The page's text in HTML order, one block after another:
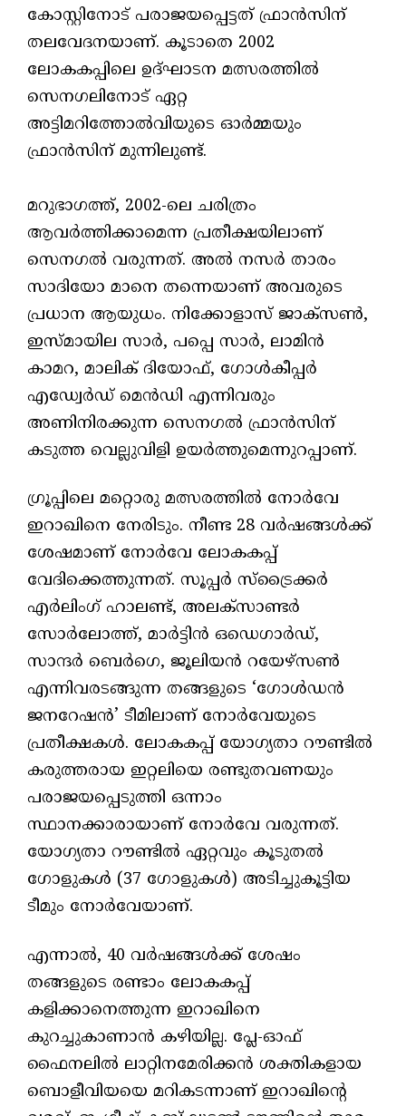
കോസ്റ്റിനോട് പരാജയപ്പെട്ടത് ഫ്രാൻസിന്
തലവേദനയാണ്. കൂടാതെ 2002
ലോകകപ്പിലെ ഉദ്ഘാടന മത്സരത്തിൽ
സെനഗലിനോട് ഏറ്റ
അട്ടിമറിത്തോൽവിയുടെ ഓർമ്മയും
ഫ്രാൻസിന് മുന്നിലുണ്ട്.
മറുഭാഗത്ത്, 2002-ലെ ചരിത്രം
ആവർത്തിക്കാമെന്ന പ്രതീക്ഷയിലാണ്
സെനഗൽ വരുന്നത്. അൽ നസർ താരം
സാദിയോ മാനെ തന്നെയാണ് അവരുടെ
പ്രധാന ആയുധം. നിക്കോളാസ് ജാക്സൺ,
ഇസ്മായില സാർ, പപ്പെ സാർ, ലാമിൻ
കാമറ, മാലിക് ദിയോഫ്, ഗോൾകീപ്പർ
എഡ്വേർഡ് മെൻഡി എന്നിവരും
അണിനിരക്കുന്ന സെനഗൽ ഫ്രാൻസിന്
കടുത്ത വെല്ലുവിളി ഉയർത്തുമെന്നുറപ്പാണ്.
ഗ്രൂപ്പിലെ മറ്റൊരു മത്സരത്തിൽ നോർവേ
ഇറാഖിനെ നേരിടും. നീണ്ട 28 വർഷങ്ങൾക്ക്
ശേഷമാണ് നോർവേ ലോകകപ്പ്
വേദിക്കെത്തുന്നത്. സൂപ്പർ സ്ട്രൈക്കർ
എർലിംഗ് ഹാലണ്ട്, അലക്സാണ്ടർ
സോർലോത്ത്, മാർട്ടിൻ ഒഡെഗാർഡ്,
സാന്ദർ ബെർഗെ, ജൂലിയൻ റയേഴ്സൺ
എന്നിവരടങ്ങുന്ന തങ്ങളുടെ ‘ഗോൾഡൻ
ജനറേഷൻ’ ടീമിലാണ് നോർവേയുടെ
പ്രതീക്ഷകൾ. ലോകകപ്പ് യോഗ്യതാ റൗണ്ടിൽ
കരുത്തരായ ഇറ്റലിയെ രണ്ടുതവണയും
പരാജയപ്പെടുത്തി ഒന്നാം
സ്ഥാനക്കാരായാണ് നോർവേ വരുന്നത്.
യോഗ്യതാ റൗണ്ടിൽ ഏറ്റവും കൂടുതൽ
ഗോളുകൾ (37 ഗോളുകൾ) അടിച്ചുകൂട്ടിയ
ടീമും നോർവേയാണ്.
എന്നാൽ, 40 വർഷങ്ങൾക്ക് ശേഷം
തങ്ങളുടെ രണ്ടാം ലോകകപ്പ്
കളിക്കാനെത്തുന്ന ഇറാഖിനെ
കുറച്ചുകാണാൻ കഴിയില്ല. പ്ലേ-ഓഫ്
ഫൈനലിൽ ലാറ്റിനമേരിക്കൻ ശക്തികളായ
ബൊളീവിയയെ മറികടന്നാണ് ഇറാഖിന്റെ